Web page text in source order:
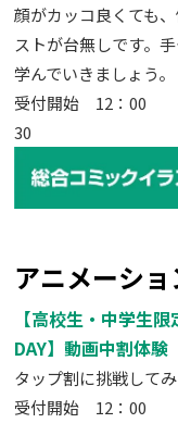
顔がカッコ良くても
ストが台無しです。
学んでいきましょう。
受付開始 12：00
30
アニメーシ
【高校生・中学
DAY】動画中割体験
タップ割に挑戦して
受付開始 12：00